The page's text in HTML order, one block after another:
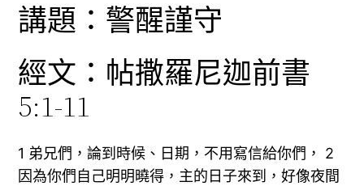
講題：警醒謹守
經文：帖撒羅尼迦前書
5:1-11
1 弟兄們，論到時候、日期，不用寫信給你們， 2
因為你們自己明明曉得，主的日子來到，好像夜間